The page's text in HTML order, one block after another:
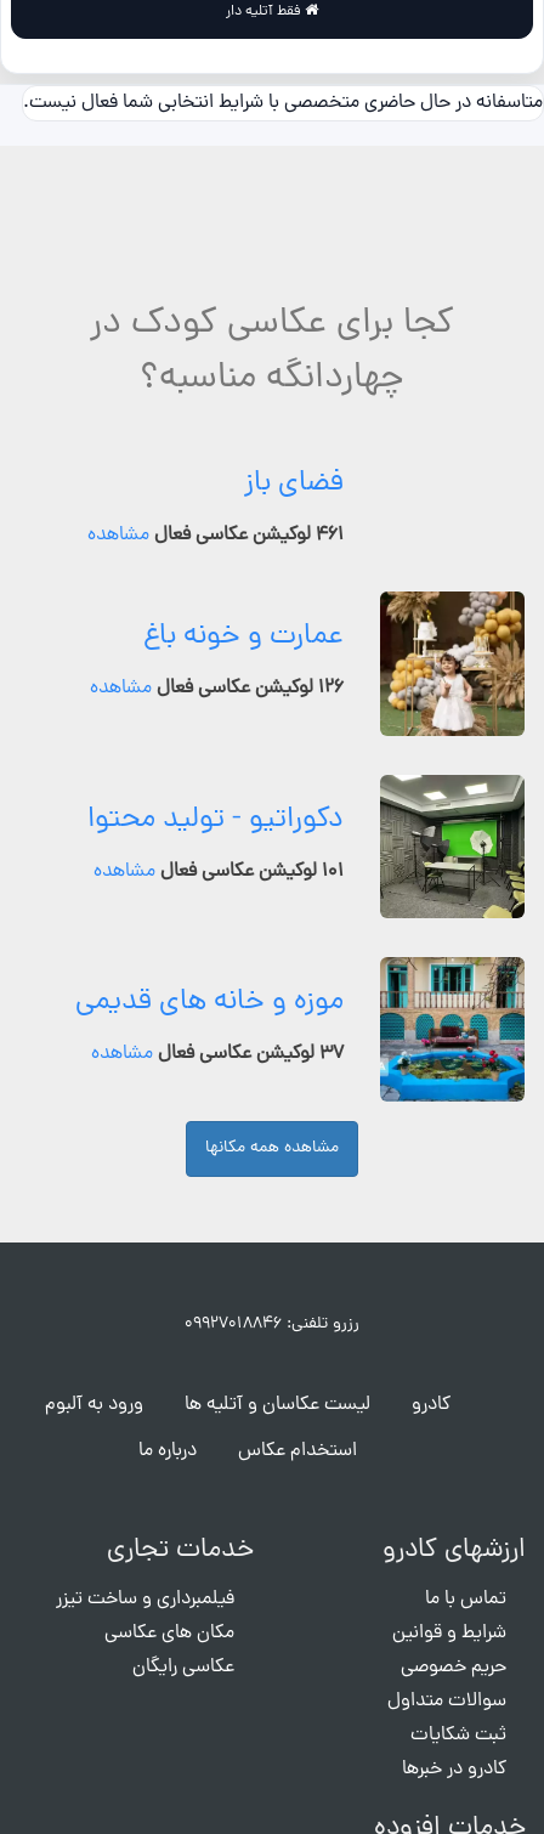
متاسفانه در حال حاضری متخصصی با شرایط انتخابی شما فعال نیست.
کجا برای عکاسی کودک در
چهاردانگه مناسبه؟
فضای باز
۴۶۱ لوکیشن عکاسی فعال مشاهده
عمارت و خونه باغ
۱۲۶ لوکیشن عکاسی فعال مشاهده
دکوراتیو - تولید محتوا
۱۰۱ لوکیشن عکاسی فعال مشاهده
موزه و خانه های قدیمی
۳۷ لوکیشن عکاسی فعال مشاهده
مشاهده همه مکانها
رزرو تلفنی: ۰۹۹۲۷۰۱۸۸۴۶
کادرو لیست عکاسان و آتلیه ها
ورود به آلبوم
استخدام عکاس
درباره ما
ارزشهای کادرو
تماس با ما
شرایط و قوانین
حریم خصوصی
سوالات متداول
ثبت شکایات
کادرو در خبرها
خدمات تجاری
فیلمبرداری و ساخت تیزر
مکان های عکاسی
عکاسی رایگان